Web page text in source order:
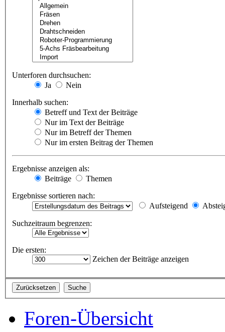
Unterforen durchsuchen:
Ja
Nein
Innerhalb suchen:
Betreff und Text der Beiträge
Nur im Text der Beiträge
Nur im Betreff der Themen
Nur im ersten Beitrag der Themen
Ergebnisse anzeigen als:
Beiträge
Themen
Ergebnisse sortieren nach:
Aufsteigend
Suchzeitraum begrenzen:
Die ersten:
Zeichen der Beiträge anzeigen
Foren-Übersicht